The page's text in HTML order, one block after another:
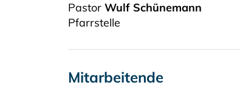
Pastor Wulf Schünemann
Pfarrstelle
Mitarbeitende